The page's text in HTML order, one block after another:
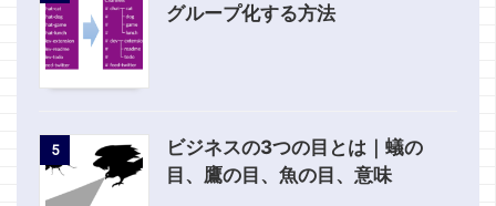
グループ化する方法
5
ビジネスの3つの目とは｜蟻の
目、鷹の目、魚の目、意味